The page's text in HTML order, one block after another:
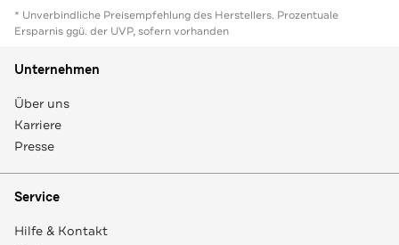
* Unverbindliche Preisempfehlung des Herstellers. Prozentuale
Ersparnis ggü. der UVP, sofern vorhanden
Unternehmen
Über uns
Karriere
Presse
Service
Hilfe & Kontakt